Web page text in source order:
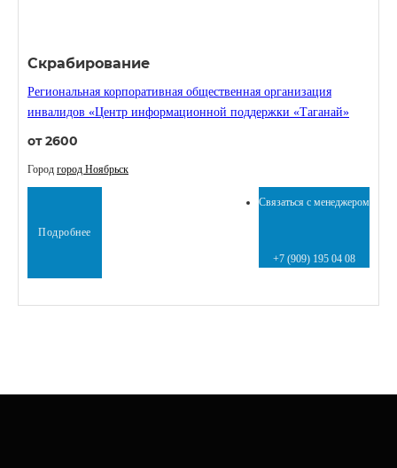
Скрабирование
Региональная корпоративная общественная организация
инвалидов «Центр информационной поддержки «Таганай»
от 2600
Город город Ноябрьск
Подробнее
Связаться с менеджером
+7 (909) 195 04 08